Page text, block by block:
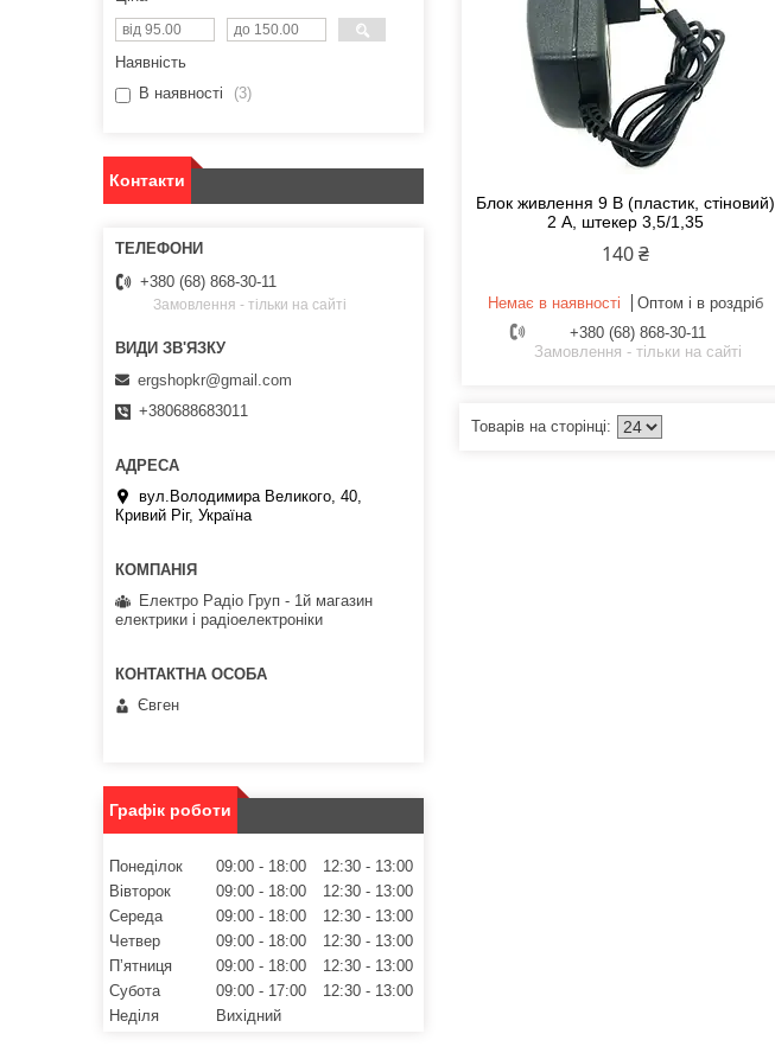
Блок живлення 9 В (пластик, стіновий)
2 А, штекер 3,5/1,35
140 ₴
Немає в наявності
Оптом і в роздріб
+380 (68) 868-30-11
Замовлення - тільки на сайті
Наявність
В наявності
3
Контакти
+380 (68) 868-30-11
Замовлення - тільки на сайті
ergshopkr@gmail.com
+380688683011
вул.Володимира Великого, 40,
Кривий Ріг, Україна
Електро Радіо Груп - 1й магазин
електрики і радіоелектроніки
Євген
Графік роботи
Понеділок 09:00 18:00 12:30
13:00
Вівторок
09:00 18:00 12:30
13:00
Середа
09:00 18:00 12:30
13:00
Четвер
09:00 18:00 12:30
13:00
Пʼятниця
09:00 18:00 12:30
13:00
Субота
09:00 17:00 12:30
13:00
Неділя
Вихідний